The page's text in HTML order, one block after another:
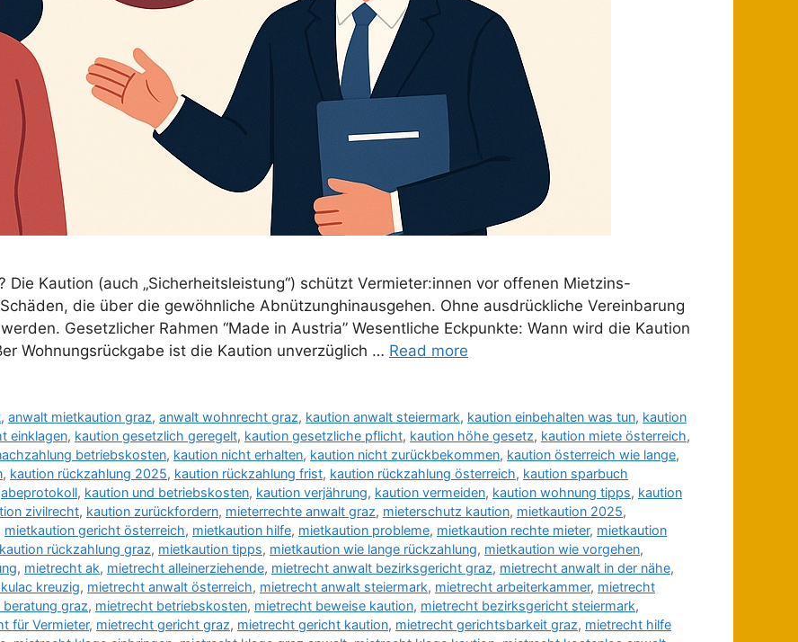
Kaution (auch „Sicherheitsleistung“) schützt Vermieter:innen vor offenen Mietzins-
die über die gewöhnliche Abnützunghinausgehen. Ohne ausdrückliche Vereinbarung
Gesetzlicher Rahmen “Made in Austria” Wesentliche Eckpunkte: Wann wird die Kaution
Wohnungsrückgabe ist die Kaution unverzüglich … Read more
,anwalt mietkaution graz,anwalt wohnrecht graz, kaution anwalt steiermark, kaution einbehalten was tun, kaution
einklagen, kaution gesetzlich geregelt, kaution gesetzliche pflicht, kaution höhe gesetz, kaution miete österreich,
betriebskosten, kaution nicht erhalten, kaution nicht zurückbekommen, kaution österreich wie lange,
, kaution rückzahlung 2025, kaution rückzahlung frist, kaution rückzahlung österreich, kaution sparbuch
, kaution und betriebskosten, kaution verjährung, kaution vermeiden, kaution wohnung tipps, kaution
zivilrecht, kaution zurückfordern, mieterrechte anwalt graz, mieterschutz kaution, mietkaution 2025,
mietkaution gericht österreich, mietkaution hilfe, mietkaution probleme, mietkaution rechte mieter, mietkaution
rückzahlung graz, mietkaution tipps, mietkaution wie lange rückzahlung, mietkaution wie vorgehen,
, mietrecht ak, mietrecht alleinerziehende, mietrecht anwalt bezirksgericht graz, mietrecht anwalt in der nähe,
kreuzig, mietrecht anwalt österreich, mietrecht anwalt steiermark, mietrecht arbeiterkammer, mietrecht
graz, mietrecht betriebskosten, mietrecht beweise kaution, mietrecht bezirksgericht steiermark,
für Vermieter, mietrecht gericht graz, mietrecht gericht kaution, mietrecht gerichtsbarkeit graz, mietrecht hilfe